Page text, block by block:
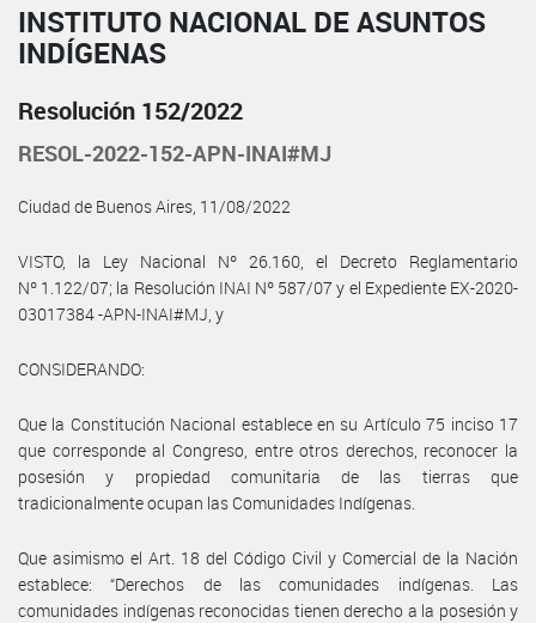
INSTITUTO NACIONAL DE ASUNTOS
INDÍGENAS
Resolución 152/2022
RESOL-2022-152-APN-INAI#MJ
Ciudad de Buenos Aires, 11/08/2022
VISTO, la Ley Nacional Nº 26.160, el Decreto Reglamentario
Nº 1.122/07; la Resolución INAI Nº 587/07 y el Expediente EX-2020-
03017384 -APN-INAI#MJ, y
CONSIDERANDO:
Que la Constitución Nacional establece en su Artículo 75 inciso 17
que corresponde al Congreso, entre otros derechos, reconocer la
posesión y propiedad comunitaria de las tierras que
tradicionalmente ocupan las Comunidades Indígenas.
Que asimismo el Art. 18 del Código Civil y Comercial de la Nación
establece: “Derechos de las comunidades indígenas. Las
comunidades indígenas reconocidas tienen derecho a la posesión y